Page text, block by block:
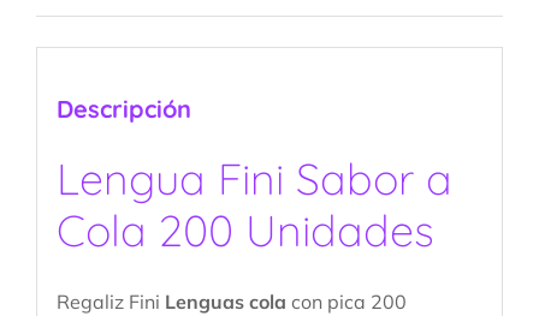
Descripción
Lengua Fini Sabor a
Cola 200 Unidades
Regaliz Fini Lenguas cola con pica 200